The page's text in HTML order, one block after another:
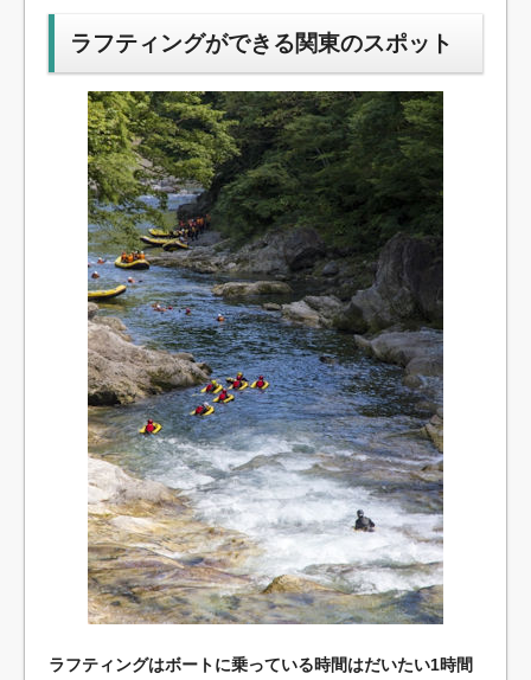
ラフティングができる関東のスポット
ラフティングはボートに乗っている時間はだいたい1時間